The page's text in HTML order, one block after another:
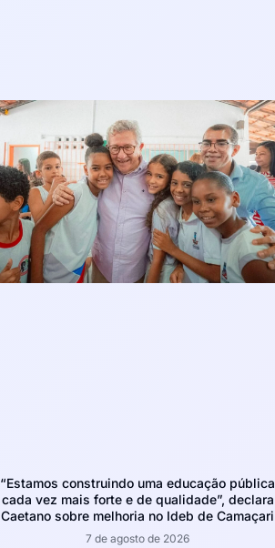
“Estamos construindo uma educação pública
cada vez mais forte e de qualidade”, declara
Caetano sobre melhoria no Ideb de Camaçari
7 de agosto de 2026